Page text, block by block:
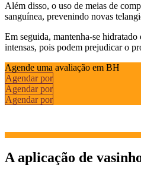
Além disso, o uso de meias de
sanguínea, prevenindo novas
Em seguida, mantenha-se
intensas, pois podem prejudicar o
Agende uma avaliação em BH
Agendar por
Agendar por
Agendar por
A aplicação de